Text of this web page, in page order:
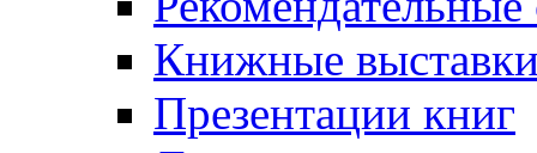
Книжные
Презентации книг